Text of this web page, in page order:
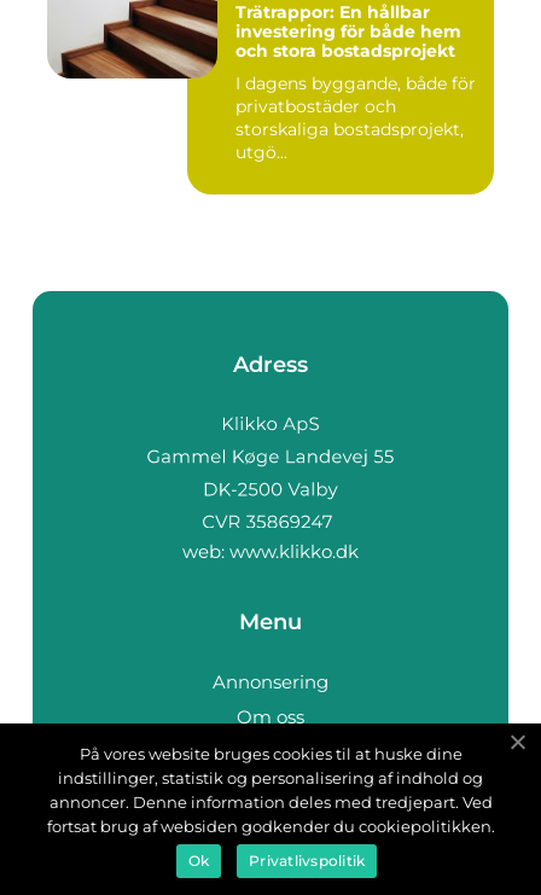
Trätrappor: En hållbar
investering för både hem
och stora bostadsprojekt
I dagens byggande, både för
privatbostäder och
storskaliga bostadsprojekt,
utgö...
Adress
web: www.klikko.dk
Menu
Annonsering
Om oss
Cookies
Kontakta oss
Sitemap
På vores website bruges cookies til at huske dine
indstillinger, statistik og personalisering af indhold og
annoncer. Denne information deles med tredjepart. Ved
fortsat brug af websiden godkender du cookiepolitikken.
Ok Privatlivspolitik